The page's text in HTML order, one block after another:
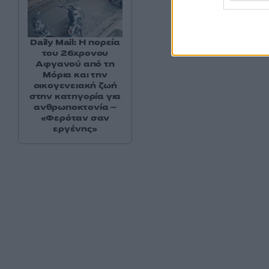
δυναμώσει, το
είναι ότι
Daily Mail: Η πορεία
του 26χρονου
Αφγανού από τη
Μόρια και την
οικογενειακή ζωή
στην κατηγορία για
ανθρωποκτονία –
«Φερόταν σαν
εργένης»